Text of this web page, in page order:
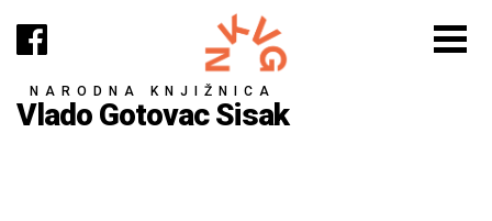
NARODNA KNJIŽNICA
Vlado Gotovac Sisak